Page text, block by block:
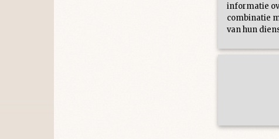
informatie
combinatie
van hun